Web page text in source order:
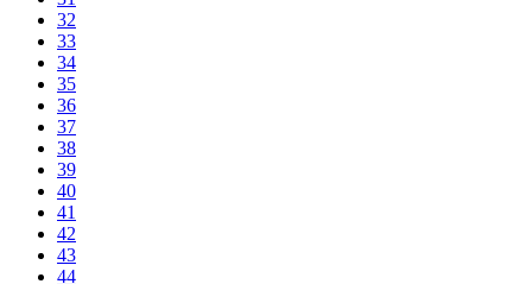
32
33
34
35
36
37
38
39
40
41
42
43
44